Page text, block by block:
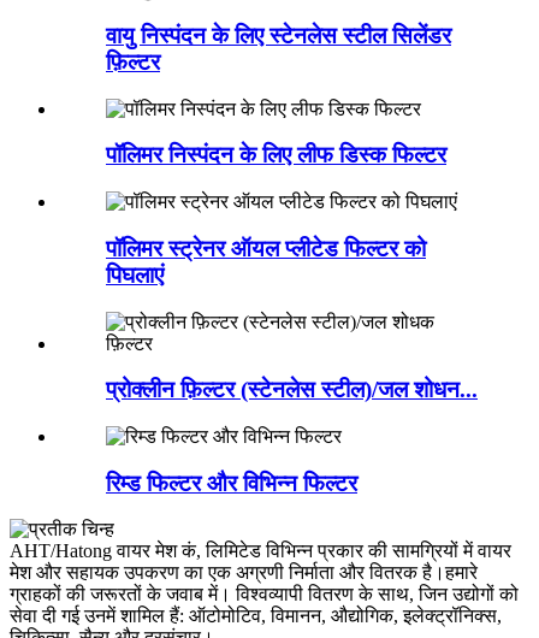
वायु निस्पंदन के लिए स्टेनलेस स्टील सिलेंडर
फ़िल्टर
पॉलिमर निस्पंदन के लिए लीफ डिस्क फिल्टर
पॉलिमर स्ट्रेनर ऑयल प्लीटेड फिल्टर को
पिघलाएं
प्रोक्लीन फ़िल्टर (स्टेनलेस स्टील)/जल शोधन...
रिम्ड फिल्टर और विभिन्न फिल्टर
AHT/Hatong वायर मेश कं, लिमिटेड विभिन्न प्रकार की सामग्रियों में वायर
मेश और सहायक उपकरण का एक अग्रणी निर्माता और वितरक है।हमारे
ग्राहकों की जरूरतों के जवाब में। विश्वव्यापी वितरण के साथ, जिन उद्योगों को
सेवा दी गई उनमें शामिल हैं: ऑटोमोटिव, विमानन, औद्योगिक, इलेक्ट्रॉनिक्स,